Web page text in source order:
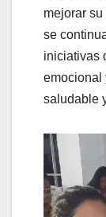
mejorar
se
iniciativas
emocional
saludable